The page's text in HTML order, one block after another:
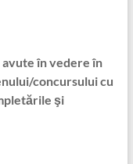
în vedere în
concursului cu
şi